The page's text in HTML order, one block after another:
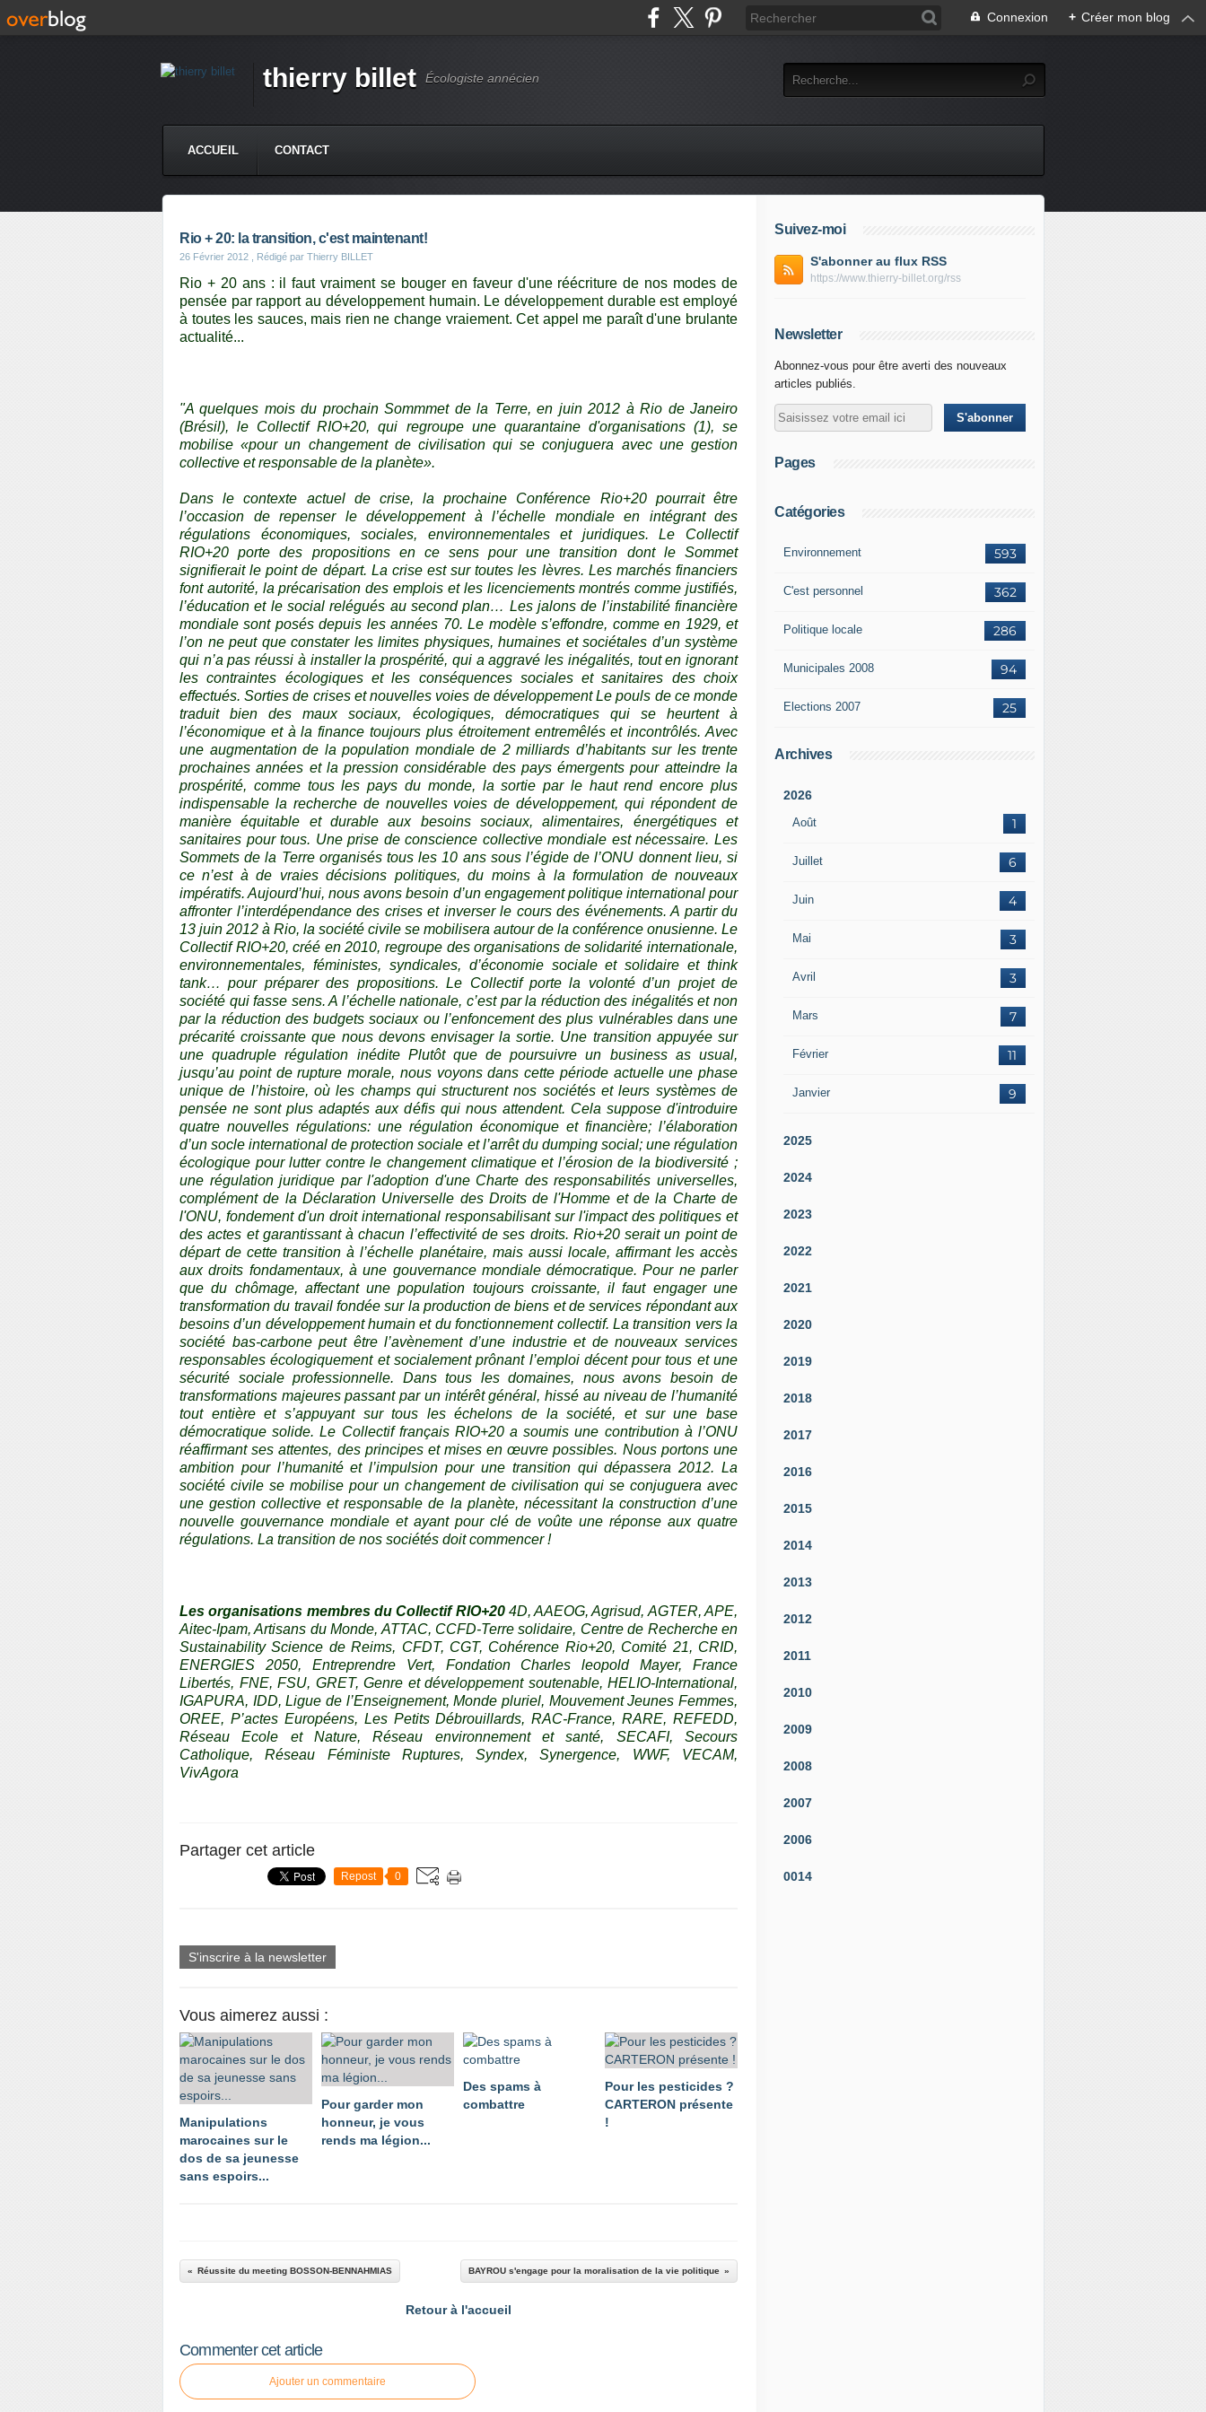
Connexion + Créer mon blog
thierry billet Écologiste annécien
ACCUEIL CONTACT
Rio + 20: la transition, c'est maintenant!
26 Février 2012 , Rédigé par Thierry BILLET
Rio + 20 ans : il faut vraiment se bouger en faveur d'une réécriture de nos modes de
pensée par rapport au développement humain. Le développement durable est employé
à toutes les sauces, mais rien ne change vraiement. Cet appel me paraît d'une brulante
actualité...
"A quelques mois du prochain Sommmet de la Terre, en juin 2012 à Rio de Janeiro
(Brésil), le Collectif RIO+20, qui regroupe une quarantaine d'organisations (1), se
mobilise «pour un changement de civilisation qui se conjuguera avec une gestion
collective et responsable de la planète».
Dans le contexte actuel de crise, la prochaine Conférence Rio+20 pourrait être
l’occasion de repenser le développement à l’échelle mondiale en intégrant des
régulations économiques, sociales, environnementales et juridiques. Le Collectif
RIO+20 porte des propositions en ce sens pour une transition dont le Sommet
signifierait le point de départ. La crise est sur toutes les lèvres. Les marchés financiers
font autorité, la précarisation des emplois et les licenciements montrés comme justifiés,
l’éducation et le social relégués au second plan… Les jalons de l’instabilité financière
mondiale sont posés depuis les années 70. Le modèle s’effondre, comme en 1929, et
l’on ne peut que constater les limites physiques, humaines et sociétales d’un système
qui n’a pas réussi à installer la prospérité, qui a aggravé les inégalités, tout en ignorant
les contraintes écologiques et les conséquences sociales et sanitaires des choix
effectués. Sorties de crises et nouvelles voies de développement Le pouls de ce monde
traduit bien des maux sociaux, écologiques, démocratiques qui se heurtent à
l’économique et à la finance toujours plus étroitement entremêlés et incontrôlés. Avec
une augmentation de la population mondiale de 2 milliards d’habitants sur les trente
prochaines années et la pression considérable des pays émergents pour atteindre la
prospérité, comme tous les pays du monde, la sortie par le haut rend encore plus
indispensable la recherche de nouvelles voies de développement, qui répondent de
manière équitable et durable aux besoins sociaux, alimentaires, énergétiques et
sanitaires pour tous. Une prise de conscience collective mondiale est nécessaire. Les
Sommets de la Terre organisés tous les 10 ans sous l’égide de l’ONU donnent lieu, si
ce n’est à de vraies décisions politiques, du moins à la formulation de nouveaux
impératifs. Aujourd’hui, nous avons besoin d’un engagement politique international pour
affronter l’interdépendance des crises et inverser le cours des événements. A partir du
13 juin 2012 à Rio, la société civile se mobilisera autour de la conférence onusienne. Le
Collectif RIO+20, créé en 2010, regroupe des organisations de solidarité internationale,
environnementales, féministes, syndicales, d’économie sociale et solidaire et think
tank… pour préparer des propositions. Le Collectif porte la volonté d’un projet de
société qui fasse sens. A l’échelle nationale, c’est par la réduction des inégalités et non
par la réduction des budgets sociaux ou l’enfoncement des plus vulnérables dans une
précarité croissante que nous devons envisager la sortie. Une transition appuyée sur
une quadruple régulation inédite Plutôt que de poursuivre un business as usual,
jusqu’au point de rupture morale, nous voyons dans cette période actuelle une phase
unique de l’histoire, où les champs qui structurent nos sociétés et leurs systèmes de
pensée ne sont plus adaptés aux défis qui nous attendent. Cela suppose d'introduire
quatre nouvelles régulations: une régulation économique et financière; l’élaboration
d’un socle international de protection sociale et l’arrêt du dumping social; une régulation
écologique pour lutter contre le changement climatique et l’érosion de la biodiversité ;
une régulation juridique par l'adoption d'une Charte des responsabilités universelles,
complément de la Déclaration Universelle des Droits de l'Homme et de la Charte de
l'ONU, fondement d'un droit international responsabilisant sur l'impact des politiques et
des actes et garantissant à chacun l’effectivité de ses droits. Rio+20 serait un point de
départ de cette transition à l’échelle planétaire, mais aussi locale, affirmant les accès
aux droits fondamentaux, à une gouvernance mondiale démocratique. Pour ne parler
que du chômage, affectant une population toujours croissante, il faut engager une
transformation du travail fondée sur la production de biens et de services répondant aux
besoins d’un développement humain et du fonctionnement collectif. La transition vers la
société bas-carbone peut être l’avènement d’une industrie et de nouveaux services
responsables écologiquement et socialement prônant l’emploi décent pour tous et une
sécurité sociale professionnelle. Dans tous les domaines, nous avons besoin de
transformations majeures passant par un intérêt général, hissé au niveau de l’humanité
tout entière et s’appuyant sur tous les échelons de la société, et sur une base
démocratique solide. Le Collectif français RIO+20 a soumis une contribution à l’ONU
réaffirmant ses attentes, des principes et mises en œuvre possibles. Nous portons une
ambition pour l’humanité et l’impulsion pour une transition qui dépassera 2012. La
société civile se mobilise pour un changement de civilisation qui se conjuguera avec
une gestion collective et responsable de la planète, nécessitant la construction d’une
nouvelle gouvernance mondiale et ayant pour clé de voûte une réponse aux quatre
régulations. La transition de nos sociétés doit commencer !
Les organisations membres du Collectif RIO+204D, AAEOG, Agrisud, AGTER, APE,
Aitec-Ipam, Artisans du Monde, ATTAC, CCFD-Terre solidaire, Centre de Recherche en
Sustainability Science de Reims, CFDT, CGT, Cohérence Rio+20, Comité 21, CRID,
ENERGIES 2050, Entreprendre Vert, Fondation Charles leopold Mayer, France
Libertés, FNE, FSU, GRET, Genre et développement soutenable, HELIO-International,
IGAPURA, IDD, Ligue de l’Enseignement, Monde pluriel, Mouvement Jeunes Femmes,
OREE, P’actes Européens, Les Petits Débrouillards, RAC-France, RARE, REFEDD,
Réseau Ecole et Nature, Réseau environnement et santé, SECAFI, Secours
Catholique, Réseau Féministe Ruptures, Syndex, Synergence, WWF, VECAM,
VivAgora
Partager cet article
Repost 0
S'inscrire à la newsletter
Vous aimerez aussi :
Manipulations
marocaines sur le
dos de sa jeunesse
sans espoirs...
Pour garder mon
honneur, je vous
rends ma légion...
Des spams à
combattre
Pour les pesticides ?
CARTERON présente
!
Réussite du meeting BOSSON-BENNAHMIAS BAYROU s'engage pour la moralisation de la vie politique
Retour à l'accueil
Commenter cet article
Ajouter un commentaire
Suivez-moi
S'abonner au flux RSS
https://www.thierry-billet.org/rss
Newsletter
Abonnez-vous pour être averti des nouveaux
articles publiés.
Pages
Catégories
593
Environnement
362
C'est personnel
286
Politique locale
94
Municipales 2008
25
Elections 2007
Archives
2026
Août 1
Juillet 6
Juin 4
Mai 3
Avril 3
Mars 7
Février 11
Janvier 9
2025
2024
2023
2022
2021
2020
2019
2018
2017
2016
2015
2014
2013
2012
2011
2010
2009
2008
2007
2006
0014